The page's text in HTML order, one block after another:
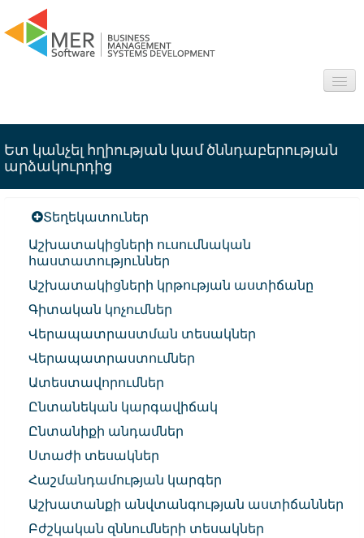
Sectors
Interesting
Frequently asked questions
Ետ կանչել հղիության կամ ծննդաբերության
արձակուրդից
Տեղեկատուներ
Աշխատակիցների ուսումնական
հաստատություններ
Աշխատակիցների կրթության աստիճանը
Գիտական կոչումներ
Վերապատրաստման տեսակներ
Վերապատրաստումներ
Ատեստավորումներ
Ընտանեկան կարգավիճակ
Ընտանիքի անդամներ
Ստաժի տեսակներ
Հաշմանդամության կարգեր
Աշխատանքի անվտանգության աստիճաններ
Բժշկական զննումների տեսակներ